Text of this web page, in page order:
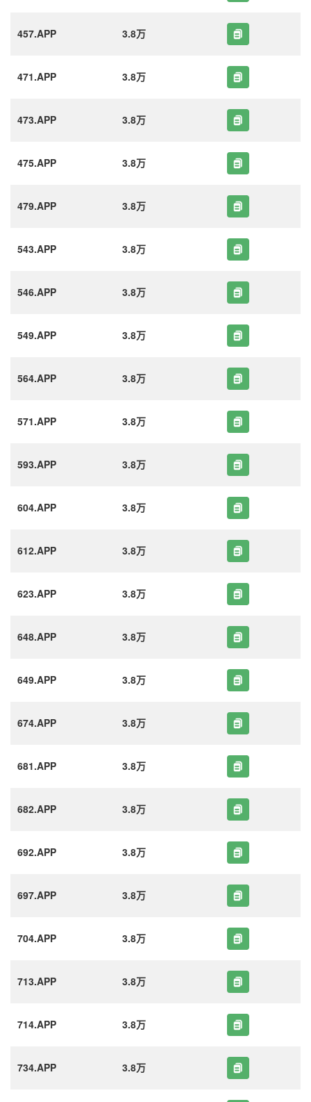
457.APP 3.8万
471.APP 3.8万
473.APP 3.8万
475.APP 3.8万
479.APP 3.8万
543.APP 3.8万
546.APP 3.8万
549.APP 3.8万
564.APP 3.8万
571.APP 3.8万
593.APP 3.8万
604.APP 3.8万
612.APP 3.8万
623.APP 3.8万
648.APP 3.8万
649.APP 3.8万
674.APP 3.8万
681.APP 3.8万
682.APP 3.8万
692.APP 3.8万
697.APP 3.8万
704.APP 3.8万
713.APP 3.8万
714.APP 3.8万
734.APP 3.8万